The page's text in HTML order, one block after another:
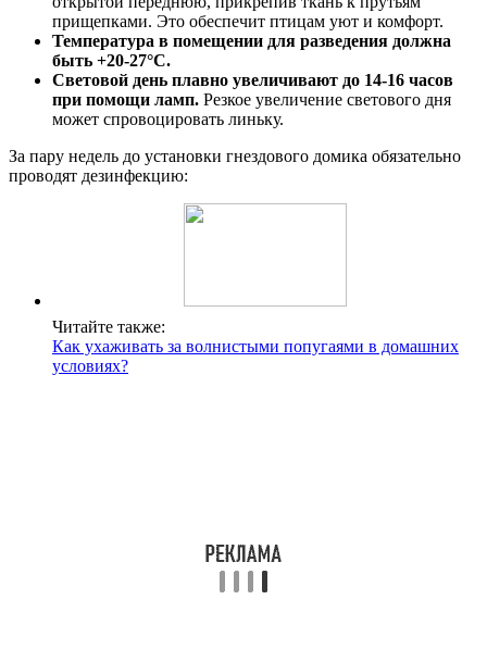
прищепками. Это обеспечит птицам уют и комфорт.
Температура в помещении для разведения должна
быть +20-27°С.
Световой день плавно увеличивают до 14-16 часов
при помощи ламп. Резкое увеличение светового дня
может спровоцировать линьку.
За пару недель до установки гнездового домика обязательно
проводят дезинфекцию:
Читайте также:
Как ухаживать за волнистыми попугаями в домашних
условиях?